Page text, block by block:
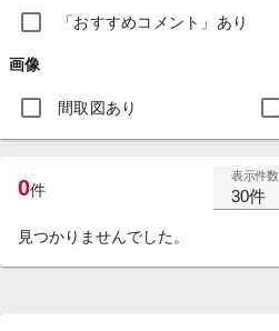
「おすすめコメント」あり
画像
間取図あり
0件
表示件数
30件
見つかりませんでした。